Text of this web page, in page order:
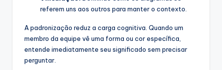
referem uns aos outros para manter o contexto.
A padronização reduz a carga cognitiva. Quando um
membro da equipe vê uma forma ou cor específica,
entende imediatamente seu significado sem precisar
perguntar.